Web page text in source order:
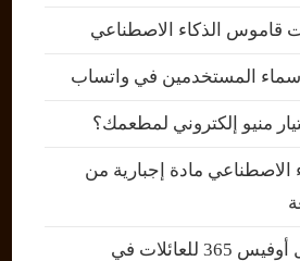
الذكاء الاصطناعي
المستخدمين في واتساب
منيو إلكتروني لمطعمك؟
الاصطناعي مادة إجبارية من
أفضل عروض تفعيل أوفيس 365 للعائلات في